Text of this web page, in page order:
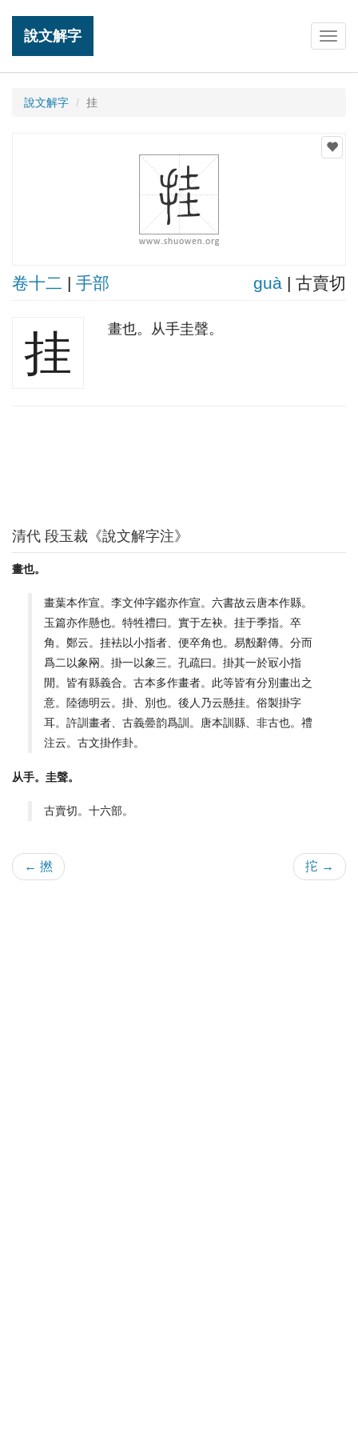
說文解字
說文解字 挂
卷十二 | 手部 ɡuà | 古賣切
挂 畫也。从手圭聲。
清代 段玉裁《說文解字注》
畫也。
畫葉本作宣。李文仲字鑑亦作宣。六書故云唐本作縣。
玉篇亦作懸也。特牲禮曰。實于左袂。挂于季指。卒
角。鄭云。挂袪以小指者、便卒角也。易毄辭傳。分而
爲二以象㒳。掛一以象三。孔疏曰。掛其一於冣小指
閒。皆有縣義合。古本多作畫者。此等皆有分別畫出之
意。陸德明云。掛、別也。後人乃云懸挂。俗製掛字
耳。許訓畫者、古義㬪韵爲訓。唐本訓縣、非古也。禮
注云。古文掛作卦。
从手。圭聲。
古賣切。十六部。
← 撚 拕 →